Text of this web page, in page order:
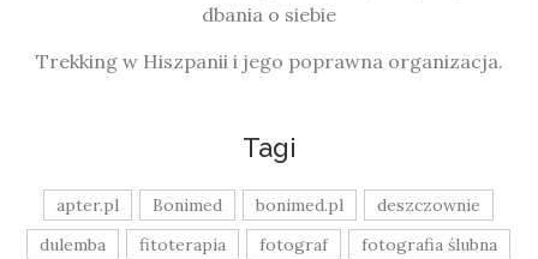
dbania o siebie
Trekking w Hiszpanii i jego poprawna organizacja.
Tagi
apter.pl Bonimed bonimed.pl
deszczownie
dulemba
fitoterapia fotograf
fotografia ślubna